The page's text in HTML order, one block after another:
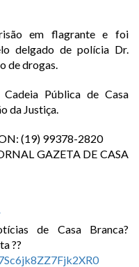
em flagrante e foi
delgado de polícia Dr.
de drogas.
Pública de Casa
da Justiça.
(19) 99378-2820
GAZETA DE CASA
de Casa Branca?
??